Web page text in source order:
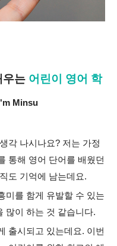
우는 어린이 영어 학
I'm Minsu
각 나시나요? 저는 가정
통해 영어 단어를 배웠던
도 기억에 남는데요.
미를 함게 유발할 수 있는
많이 하는 것 같습니다.
출시되고 있는데요. 이번